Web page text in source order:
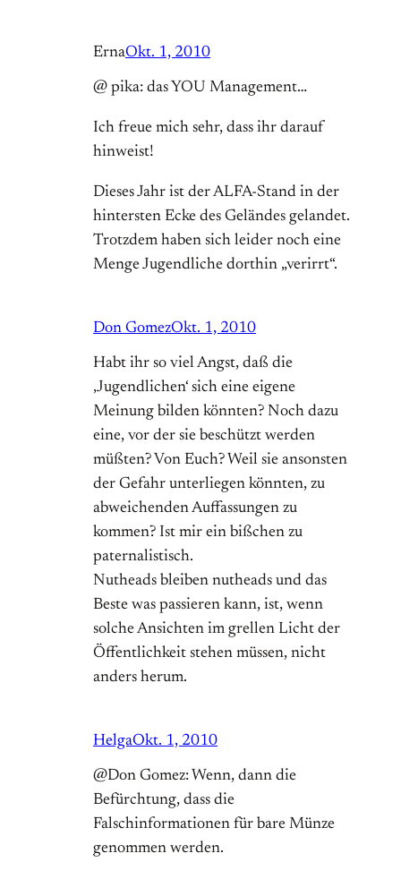
ErnaOkt. 1, 2010
@ pika: das YOU Management…
Ich freue mich sehr, dass ihr darauf
hinweist!
Dieses Jahr ist der ALFA-Stand in der
hintersten Ecke des Geländes gelandet.
Trotzdem haben sich leider noch eine
Menge Jugendliche dorthin „verirrt“.
Don GomezOkt. 1, 2010
Habt ihr so viel Angst, daß die
‚Jugendlichen‘ sich eine eigene
Meinung bilden könnten? Noch dazu
eine, vor der sie beschützt werden
müßten? Von Euch? Weil sie ansonsten
der Gefahr unterliegen könnten, zu
abweichenden Auffassungen zu
kommen? Ist mir ein bißchen zu
paternalistisch.
Nutheads bleiben nutheads und das
Beste was passieren kann, ist, wenn
solche Ansichten im grellen Licht der
Öffentlichkeit stehen müssen, nicht
anders herum.
HelgaOkt. 1, 2010
@Don Gomez: Wenn, dann die
Befürchtung, dass die
Falschinformationen für bare Münze
genommen werden.